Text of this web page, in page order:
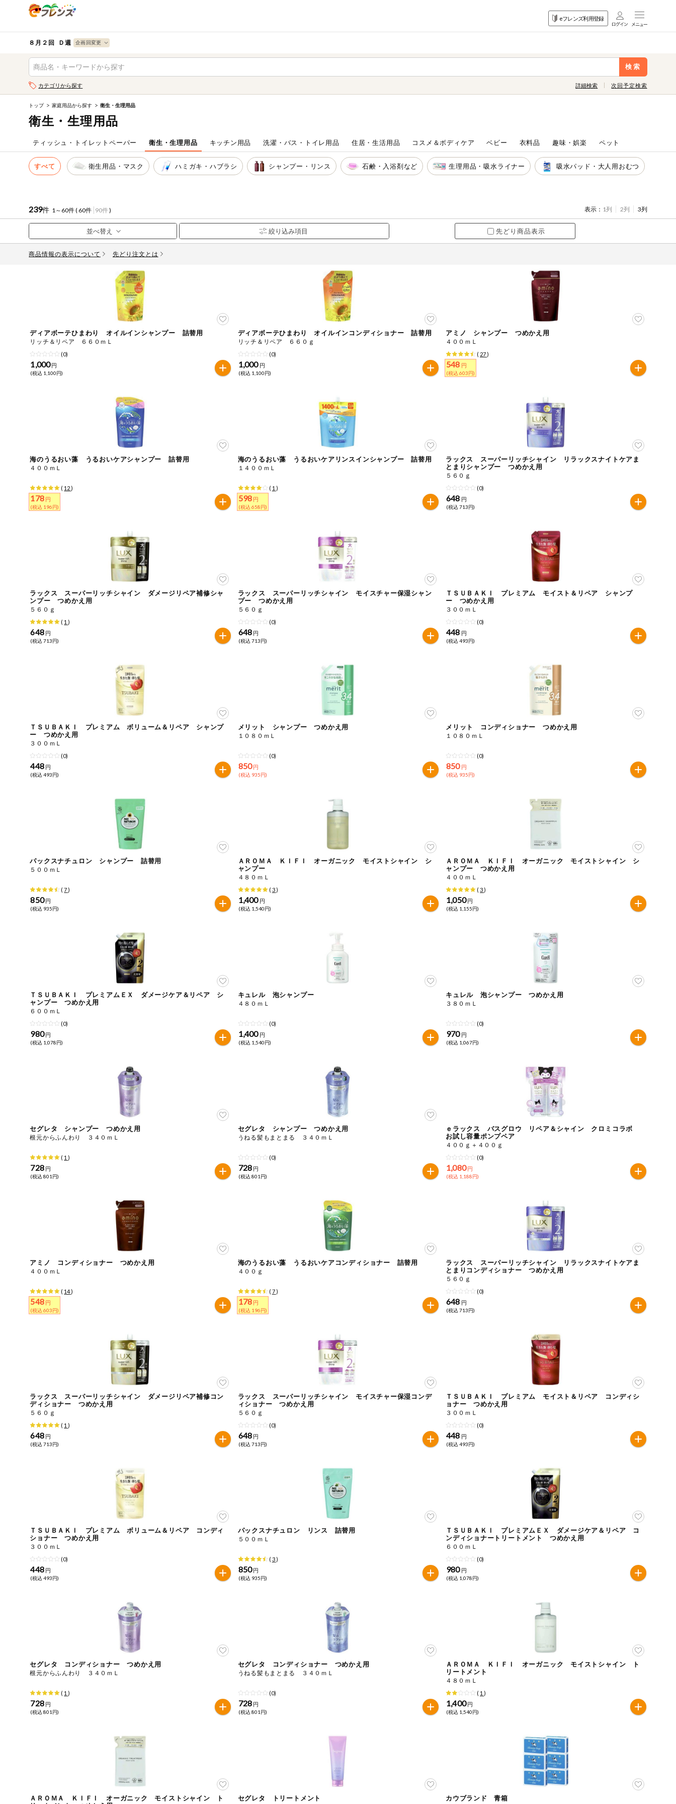
eフレンズ利用登録
ログイン
生協加入はこちら
登録から開始まで
注文番号注文
お気に入り注文
注文履歴注文
人気カテゴリ
食品から探す
自動注文システム登録
自動注文システム登録を修正する
くらしの定番品（毎週企画）
専門ショップサイト
パルコープ・よどがわ生協のサービス
アプリのダウンロード
PC版サイトを表示
８月２回 Ｄ週
検索
果物
肉・ハム・ソ
ーセージ
魚介・加工品
米・雑穀など
パン・ジャム
豆腐・納豆・
こんにゃく
麺類
おやつ
飲料
衛生・生理用
キッチン用品
ィケア
ベビー
衣料品
先着限定企画
ン注文
今週のお買い
よりどりでお
トク
複数注文でお
トク
ミールキット
組合員さんの
リクエスト
ズ関連
サプリメン
食品
アレルゲン対
推しコープ
年間登録米
果物すべて
カテゴリから探す 詳細検索
検索条件を指定してください。全項目に条件を指定しなくても検索できます。
キーワード
キーワードをすべて含む
いずれかのキーワードを含む
メーカー名
カテゴリ
特定原材料と特定原材料に準ずるものが含まれていない商品を検索できます。
特定原材料
小麦 落花生 えび
あわび カシューナッツ ごま
マカダミアナッツ もも りんご
特定原材料に準ずるものは、お取引先から情報提供のあった範囲でのお知らせです。
次回予定検索
トップ 家庭用品から探す 衛生・生理用品
衛生・生理用品
ティッシュ・トイレットペーパー 衛生・生理用品 キッチン用品 洗濯・バス・トイレ用品 住居・生活用品 コスメ＆ボディケア ベビー 衣料品 趣味・娯楽 ペット
すべて 衛生用品・マスク ハミガキ・ハブラシ シャンプー・リンス 石鹸・入浴剤など 生理用品・吸水ライナー 吸水パッド・大人用おむつ
239件 1～60件 ( 60件 90件) 表示： 1列 2列 3列
先どり商品表示
商品情報の表示について 先どり注文とは
ディアボーテひまわり オイルインシャンプー 詰替用
リッチ＆リペア ６６０ｍＬ
(0)
1,000 円
(税込 1,100円)
ディアボーテひまわり オイルインコンディショナー 詰替用
リッチ＆リペア ６６０ｇ
(0)
1,000 円
(税込 1,100円)
アミノ シャンプー つめかえ用
４００ｍＬ
( 27)
548 円
(税込 603円)
海のうるおい藻 うるおいケアシャンプー 詰替用
４００ｍＬ
( 12)
178 円
(税込 196円)
海のうるおい藻 うるおいケアリンスインシャンプー 詰替用
１４００ｍＬ
( 1 )
598 円
(税込 658円)
ラックス スーパーリッチシャイン リラックスナイトケアま
とまりシャンプー つめかえ用
５６０ｇ
(0)
648 円
(税込 713円)
ラックス スーパーリッチシャイン ダメージリペア補修シャ
ンプー つめかえ用
５６０ｇ
( 1 )
648 円
(税込 713円)
ラックス スーパーリッチシャイン モイスチャー保湿シャン
プー つめかえ用
５６０ｇ
(0)
648 円
(税込 713円)
ＴＳＵＢＡＫＩ プレミアム モイスト＆リペア シャンプ
ー つめかえ用
３００ｍＬ
(0)
448 円
(税込 493円)
ＴＳＵＢＡＫＩ プレミアム ボリューム＆リペア シャンプ
ー つめかえ用
３００ｍＬ
(0)
448 円
(税込 493円)
メリット シャンプー つめかえ用
１０８０ｍＬ
(0)
850 円
(税込 935円)
メリット コンディショナー つめかえ用
１０８０ｍＬ
(0)
850 円
(税込 935円)
パックスナチュロン シャンプー 詰替用
５００ｍＬ
(7)
850 円
(税込 935円)
ＡＲＯＭＡ ＫＩＦＩ オーガニック モイストシャイン シ
ャンプー
４８０ｍＬ
( 3)
1,400 円
(税込 1,540円)
ＡＲＯＭＡ ＫＩＦＩ オーガニック モイストシャイン シ
ャンプー つめかえ用
４００ｍＬ
(3)
1,050 円
(税込 1,155円)
ＴＳＵＢＡＫＩ プレミアムＥＸ ダメージケア＆リペア シ
ャンプー つめかえ用
６００ｍＬ
(0)
980 円
(税込 1,078円)
キュレル 泡シャンプー
４８０ｍＬ
(0)
1,400 円
(税込 1,540円)
キュレル 泡シャンプー つめかえ用
３８０ｍＬ
(0)
970 円
(税込 1,067円)
セグレタ シャンプー つめかえ用
根元からふんわり ３４０ｍＬ
( 1 )
728 円
(税込 801円)
セグレタ シャンプー つめかえ用
うねる髪もまとまる ３４０ｍＬ
(0)
728 円
(税込 801円)
ｅラックス バスグロウ リペア＆シャイン クロミコラボ
お試し容量ポンプペア
４００ｇ＋４００ｇ
(0)
1,080 円
(税込 1,188円)
アミノ コンディショナー つめかえ用
４００ｍＬ
( 14)
548 円
(税込 603円)
海のうるおい藻 うるおいケアコンディショナー 詰替用
４００ｇ
( 7)
178 円
(税込 196円)
ラックス スーパーリッチシャイン リラックスナイトケアま
とまりコンディショナー つめかえ用
５６０ｇ
(0)
648 円
(税込 713円)
ラックス スーパーリッチシャイン ダメージリペア補修コン
ディショナー つめかえ用
５６０ｇ
( 1 )
648 円
(税込 713円)
ラックス スーパーリッチシャイン モイスチャー保湿コンデ
ィショナー つめかえ用
５６０ｇ
(0)
648 円
(税込 713円)
ＴＳＵＢＡＫＩ プレミアム モイスト＆リペア コンディシ
ョナー つめかえ用
３００ｍＬ
(0)
448 円
(税込 493円)
ＴＳＵＢＡＫＩ プレミアム ボリューム＆リペア コンディ
ショナー つめかえ用
３００ｍＬ
(0)
448 円
(税込 493円)
パックスナチュロン リンス 詰替用
５００ｍＬ
( 3)
850 円
(税込 935円)
ＴＳＵＢＡＫＩ プレミアムＥＸ ダメージケア＆リペア コ
ンディショナートリートメント つめかえ用
６００ｍＬ
(0)
980 円
(税込 1,078円)
セグレタ コンディショナー つめかえ用
根元からふんわり ３４０ｍＬ
( 1 )
728 円
(税込 801円)
セグレタ コンディショナー つめかえ用
うねる髪もまとまる ３４０ｍＬ
(0)
728 円
(税込 801円)
ＡＲＯＭＡ ＫＩＦＩ オーガニック モイストシャイン ト
リートメント
４８０ｍＬ
( 1 )
1,400 円
(税込 1,540円)
ＡＲＯＭＡ ＫＩＦＩ オーガニック モイストシャイン ト
セグレタ トリートメント カウブランド 青箱